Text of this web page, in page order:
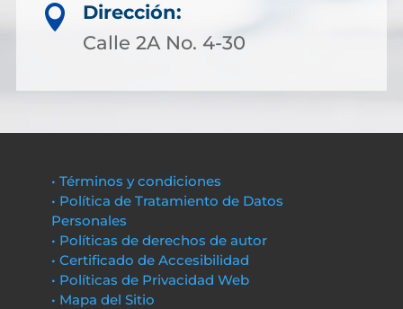

Dirección:
Calle 2A No. 4-30
• Términos y condiciones
• Política de Tratamiento de Datos
Personales
• Políticas de derechos de autor
• Certificado de Accesibilidad
• Políticas de Privacidad Web
• Mapa del Sitio